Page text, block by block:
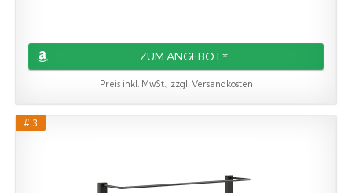
ZUM ANGEBOT*
Preis inkl. MwSt., zzgl. Versandkosten
# 3